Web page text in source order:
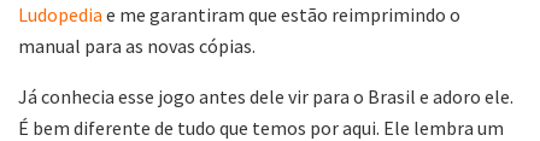
Ludopedia e me garantiram que estão reimprimindo o
manual para as novas cópias.
Já conhecia esse jogo antes dele vir para o Brasil e adoro ele.
É bem diferente de tudo que temos por aqui. Ele lembra um